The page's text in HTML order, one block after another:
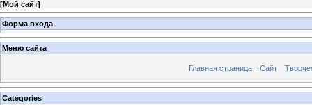
[Мой сайт]
Форма входа
Меню сайта
Главная страница Сайт
Categories